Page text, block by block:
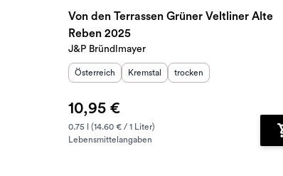
Von den Terrassen Grüner Veltliner Alte
Reben 2025
J&P Bründlmayer
Herkunftsland :
Österreich Herkunftsregion:
Kremstal Geschmack
trocken
10,95 €
0.75 l (14.60 € / 1 Liter)
Lebensmittelangaben